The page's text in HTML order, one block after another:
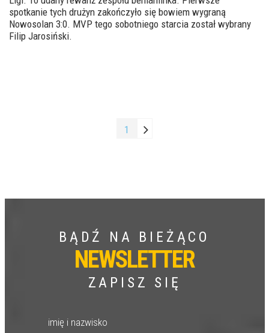
spotkanie tych drużyn zakończyło się bowiem wygraną
Nowosolan 3:0. MVP tego sobotniego starcia został wybrany
Filip Jarosiński.
1
BĄDŹ NA BIEŻĄCO
NEWSLETTER
ZAPISZ SIĘ
imię i nazwisko